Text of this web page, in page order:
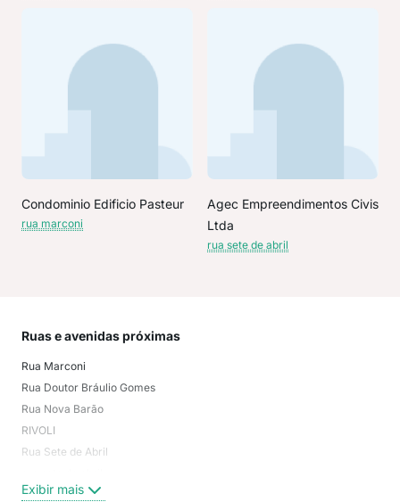
Condominio Edificio Pasteur
rua marconi
Agec Empreendimentos Civis
Ltda
rua sete de abril
Ruas e avenidas próximas
Rua Marconi
Rua Doutor Bráulio Gomes
Rua Nova Barão
RIVOLI
Rua Sete de Abril
Sete De Abril
Exibir mais